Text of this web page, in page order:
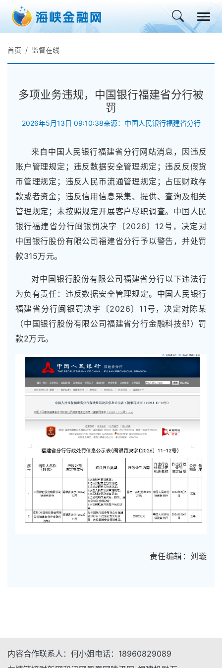
首页 监督在线
多项业务违规，中国银行福建省分行被
罚
2026年5月13日 09:10:38来源：中国人民银行福建省分行
来自中国人民银行福建省分行网站消息，因违反
账户管理规定；违反数据安全管理规定；违反反假货
币管理规定；违反人民币流通管理规定；占压财政存
款或者资金；违反信用信息采集、提供、查询及相关
管理规定；未按照规定开展客户尽职调查。中国人民
银行福建省分行闽银罚决字〔2026〕12号，决定对
中国银行股份有限公司福建省分行予以警告，并处罚
款315万元。
对中国银行股份有限公司福建省分行以下违法行
为负有责任：违反数据安全管理规定。中国人民银行
福建省分行闽银罚决字〔2026〕11号，决定对陈某
（中国银行股份有限公司福建省分行金融科技部）罚
款2万元。
责任编辑：刘璇
内容合作联系人： 何小姐 电话： 18960829089